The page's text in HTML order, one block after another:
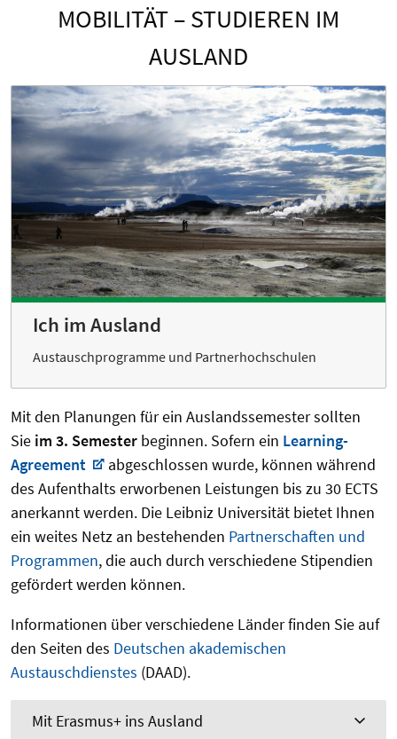
MOBILITÄT – STUDIEREN IM
AUSLAND
Ich im Ausland
Austauschprogramme und Partnerhochschulen
Mit den Planungen für ein Auslandssemester sollten
Sie im 3. Semester beginnen. Sofern ein Learning-
Agreement
abgeschlossen wurde, können während
des Aufenthalts erworbenen Leistungen bis zu 30 ECTS
anerkannt werden. Die Leibniz Universität bietet Ihnen
ein weites Netz an bestehenden Partnerschaften und
Programmen, die auch durch verschiedene Stipendien
gefördert werden können.
Informationen über verschiedene Länder finden Sie auf
den Seiten des Deutschen akademischen
Austauschdienstes (DAAD).
Mit Erasmus+ ins Ausland